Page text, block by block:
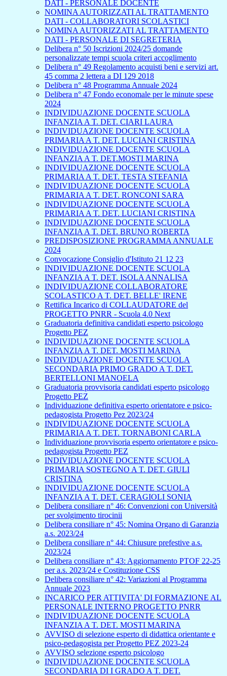
DATI - PERSONALE DOCENTE
NOMINA AUTORIZZATI AL TRATTAMENTO
DATI - COLLABORATORI SCOLASTICI
NOMINA AUTORIZZATI AL TRATTAMENTO
DATI - PERSONALE DI SEGRETERIA
Delibera n° 50 Iscrizioni 2024/25 domande
personalizzate tempi scuola criteri accoglimento
Delibera n° 49 Regolamento acquisti beni e servizi art.
45 comma 2 lettera a DI 129 2018
Delibera n° 48 Programma Annuale 2024
Delibera n° 47 Fondo economale per le minute spese
2024
INDIVIDUAZIONE DOCENTE SCUOLA
INFANZIA A T. DET. CIARI LAURA
INDIVIDUAZIONE DOCENTE SCUOLA
PRIMARIA A T. DET. LUCIANI CRISTINA
INDIVIDUAZIONE DOCENTE SCUOLA
INFANZIA A T. DET.MOSTI MARINA
INDIVIDUAZIONE DOCENTE SCUOLA
PRIMARIA A T. DET. TESTA STEFANIA
INDIVIDUAZIONE DOCENTE SCUOLA
PRIMARIA A T. DET. RONCONI SARA
INDIVIDUAZIONE DOCENTE SCUOLA
PRIMARIA A T. DET. LUCIANI CRISTINA
INDIVIDUAZIONE DOCENTE SCUOLA
INFANZIA A T. DET. BRUNO ROBERTA
PREDISPOSIZIONE PROGRAMMA ANNUALE
2024
Convocazione Consiglio d'Istituto 21 12 23
INDIVIDUAZIONE DOCENTE SCUOLA
INFANZIA A T. DET. ISOLA ANNALISA
INDIVIDUAZIONE COLLABORATORE
SCOLASTICO A T. DET. BELLE' IRENE
Rettifica Incarico di COLLAUDATORE del
PROGETTO PNRR - Scuola 4.0 Next
Graduatoria definitiva candidati esperto psicologo
Progetto PEZ
INDIVIDUAZIONE DOCENTE SCUOLA
INFANZIA A T. DET. MOSTI MARINA
INDIVIDUAZIONE DOCENTE SCUOLA
SECONDARIA PRIMO GRADO A T. DET.
BERTELLONI MANOELA
Graduatoria provvisoria candidati esperto psicologo
Progetto PEZ
Individuazione definitiva esperto orientatore e psico-
pedagogista Progetto Pez 2023/24
INDIVIDUAZIONE DOCENTE SCUOLA
PRIMARIA A T. DET. TORNABONI CARLA
Individuazione provvisoria esperto orientatore e psico-
pedagogista Progetto PEZ
INDIVIDUAZIONE DOCENTE SCUOLA
PRIMARIA SOSTEGNO A T. DET. GIULI
CRISTINA
INDIVIDUAZIONE DOCENTE SCUOLA
INFANZIA A T. DET. CERAGIOLI SONIA
Delibera consiliare n° 46: Convenzioni con Università
per svolgimento tirocinii
Delibera consiliare n° 45: Nomina Organo di Garanzia
a.s. 2023/24
Delibera consiliare n° 44: Chiusure prefestive a.s.
2023/24
Delibera consiliare n° 43: Aggiornamento PTOF 22-25
per a.s. 2023/24 e Costituzione CSS
Delibera consiliare n° 42: Variazioni al Programma
Annuale 2023
INCARICO PER ATTIVITA' DI FORMAZIONE AL
PERSONALE INTERNO PROGETTO PNRR
INDIVIDUAZIONE DOCENTE SCUOLA
INFANZIA A T. DET. MOSTI MARINA
AVVISO di selezione esperto di didattica orientante e
psico-pedagogista per Progetto PEZ 2023-24
AVVISO selezione esperto psicologo
INDIVIDUAZIONE DOCENTE SCUOLA
SECONDARIA DI I GRADO A T. DET.